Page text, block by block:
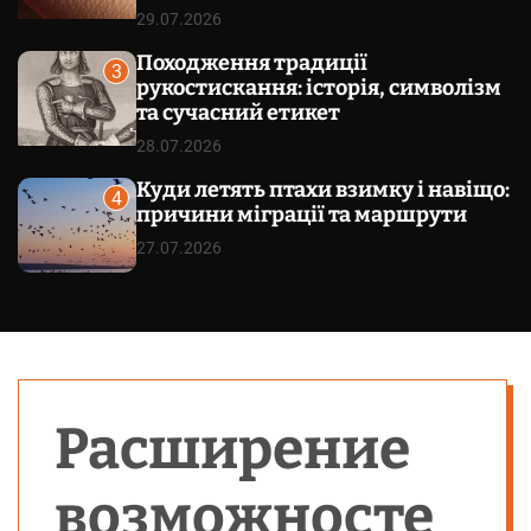
29.07.2026
3
Походження традиції
рукостискання: історія, символізм
та сучасний етикет
28.07.2026
4
Куди летять птахи взимку і навіщо:
причини міграції та маршрути
27.07.2026
Расширение
возможносте